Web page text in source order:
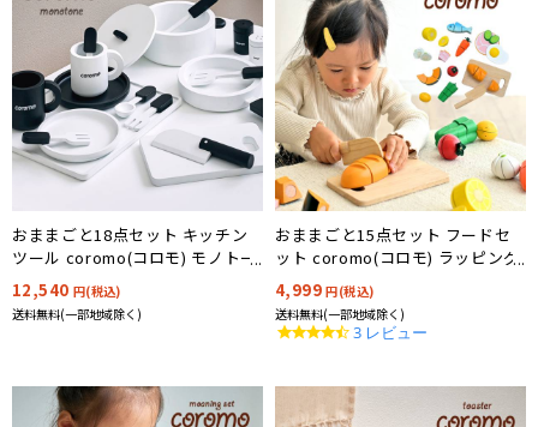
おままごと18点セット キッチン
ツール coromo(コロモ) モノトー
ン ラッピングセットプレゼント
中!
12,540 円(税込)
送料無料(一部地域除く)
おままごと15点セット フードセ
ット coromo(コロモ) ラッピング
セットプレゼント中!
4,999円(税込)
送料無料(一部地域除く)
4.7
3 レビュー